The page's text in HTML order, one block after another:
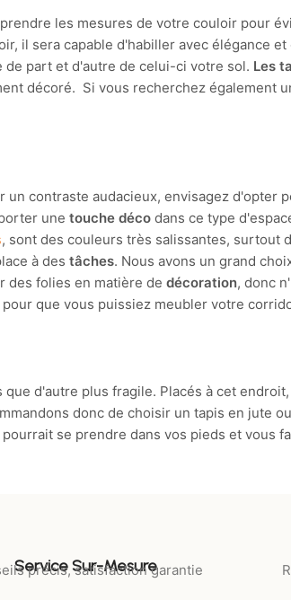
les mesures de votre couloir pour
il sera capable d'habiller avec élégance
part et d'autre de celui-ci votre sol. Les
décoré. Si vous recherchez également
contraste audacieux, envisagez d'opter
une touche déco dans ce type
, sont des couleurs très salissantes, surtout
à des tâches. Nous avons un grand
des folies en matière de décoration, donc
pour que vous puissiez meubler votre
d'autre plus fragile. Placés à cet
donc de choisir un tapis en jute
se prendre dans vos pieds et vous
Service Sur-Mesure
précis, satisfaction garantie